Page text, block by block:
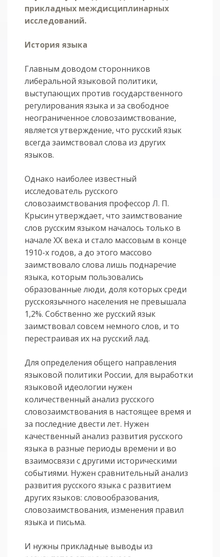
прикладных междисциплинарных
исследований.
История языка
Главным доводом сторонников
либеральной языковой политики,
выступающих против государственного
регулирования языка и за свободное
неограниченное словозаимствование,
является утверждение, что русский язык
всегда заимствовал слова из других
языков.
Однако наиболее известный
исследователь русского
словозаимствования профессор Л. П.
Крысин утверждает, что заимствование
слов русским языком началось только в
начале XX века и стало массовым в конце
1910-х годов, а до этого массово
заимствовало слова лишь поднаречие
языка, которым пользовались
образованные люди, доля которых среди
русскоязычного населения не превышала
1,2%. Собственно же русский язык
заимствовал совсем немного слов, и то
перестраивая их на русский лад.
Для определения общего направления
языковой политики России, для выработки
языковой идеологии нужен
количественный анализ русского
словозаимствования в настоящее время и
за последние двести лет. Нужен
качественный анализ развития русского
языка в разные периоды времени и во
взаимосвязи с другими историческими
событиями. Нужен сравнительный анализ
развития русского языка с развитием
других языков: словообразования,
словозаимствования, изменения правил
языка и письма.
И нужны прикладные выводы из